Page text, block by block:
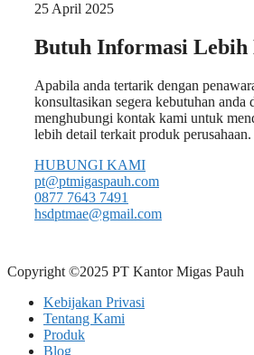
25 April 2025
Butuh Informasi Lebih
Apabila anda tertarik dengan
konsultasikan segera kebutuhan anda
menghubungi kontak kami untuk
lebih detail terkait produk perusahaan.
HUBUNGI KAMI
pt@ptmigaspauh.com
0877 7643 7491
hsdptmae@gmail.com
Copyright ©2025 PT Kantor Migas Pauh
Kebijakan Privasi
Tentang Kami
Produk
Blog